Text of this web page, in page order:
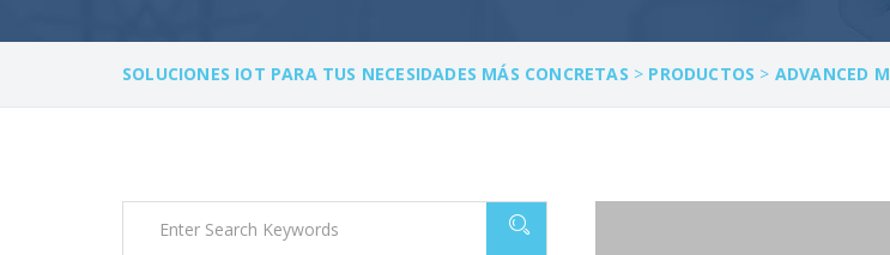
SOLUCIONES IOT PARA TUS NECESIDADES MÁS CONCRETAS > PRODUCTOS > ADVANCED